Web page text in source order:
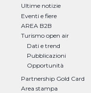
Ultime notizie
Eventi e fiere
AREA B2B
Turismo open air
Dati e trend
Pubblicazioni
Opportunità
Partnership Gold Card
Area stampa